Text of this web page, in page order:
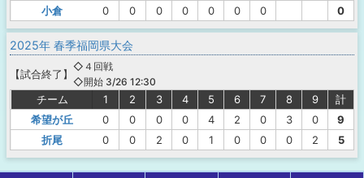
小倉
0 0 0 0 0 0 0 0
2025年 春季福岡県大会
【試合終了 】
◇４回戦
◇開始 3/26 12:30
チーム 1 2 3 4 5 6 7 8 9
計
希望が丘
0 0 0 0 4 2 0 3 0
9
折尾
0 0 2 0 1 0 0 0 2 5